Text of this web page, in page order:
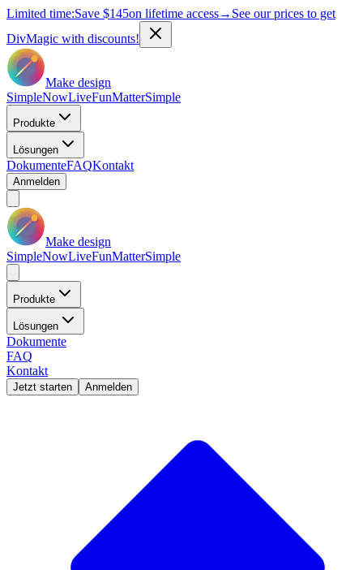
Limited time:Save $145on lifetime access→ See our prices to get
DivMagic with discounts!
Make design
SimpleNowLiveFunMatterSimple
Produkte
Lösungen
DokumenteFAQKontakt
Anmelden
Make design
SimpleNowLiveFunMatterSimple
Produkte
Lösungen
Dokumente
FAQ
Kontakt
Jetzt starten Anmelden